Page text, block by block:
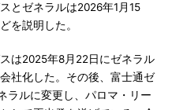
とゼネラルは2026年1月15
を説明した。
は2025年8月22日にゼネラル
社化した。その後、富士通ゼ
ラルに変更し、パロマ・リー